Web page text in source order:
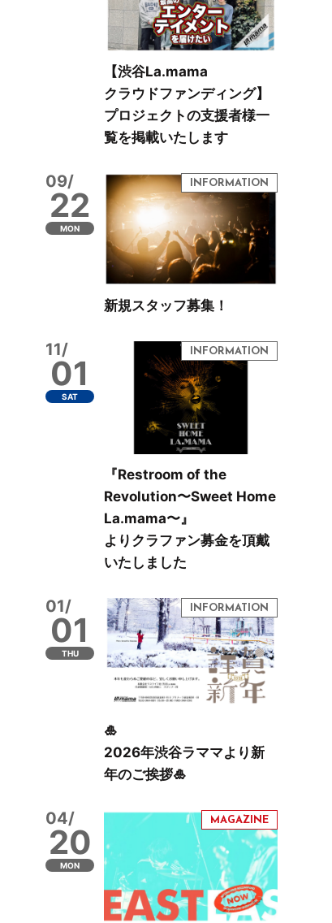
【渋谷La.mama
クラウドファンディング】
プロジェクトの支援者様一
覧を掲載いたします
09/
22
MON
新規スタッフ募集！
11/
01
SAT
『Restroom of the
Revolution〜Sweet Home
La.mama〜』
よりクラファン募金を頂戴
いたしました
01/
01
THU
🎍
2026年渋谷ラママより新
年のご挨拶🎍
04/
20
MON